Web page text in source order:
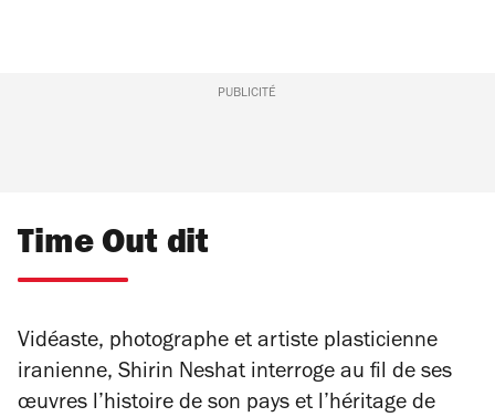
PUBLICITÉ
Time Out dit
Vidéaste, photographe et artiste plasticienne
iranienne, Shirin Neshat interroge au fil de ses
œuvres l’histoire de son pays et l’héritage de